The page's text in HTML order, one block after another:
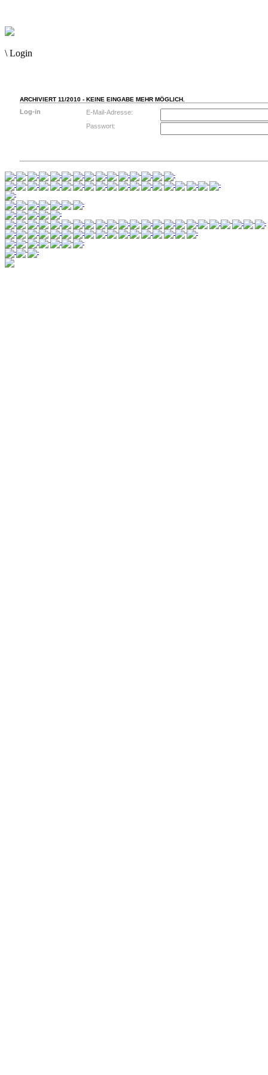
\ Login
ARCHIVIERT 11/2010 - KEINE EINGABE MEHR MÖGLICH.
Log-in
E-Mail-Adresse:
Passwort: